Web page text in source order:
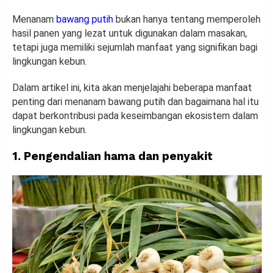
Menanam bawang putih bukan hanya tentang memperoleh
hasil panen yang lezat untuk digunakan dalam masakan,
tetapi juga memiliki sejumlah manfaat yang signifikan bagi
lingkungan kebun.
Dalam artikel ini, kita akan menjelajahi beberapa manfaat
penting dari menanam bawang putih dan bagaimana hal itu
dapat berkontribusi pada keseimbangan ekosistem dalam
lingkungan kebun.
1. Pengendalian hama dan penyakit